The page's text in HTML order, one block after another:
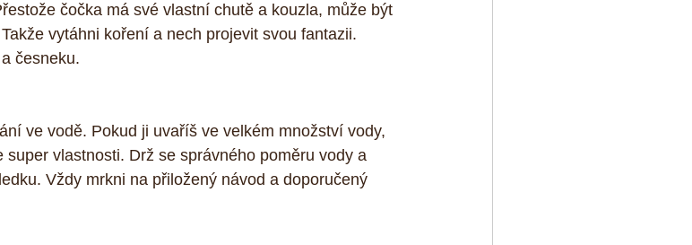
čočka má své vlastní chutě a kouzla, může být
vytáhni koření a nech projevit svou fantazii.
česneku.
ve vodě. Pokud ji uvaříš ve velkém množství vody,
vlastnosti. Drž se správného poměru vody a
Vždy mrkni na přiložený návod a doporučený